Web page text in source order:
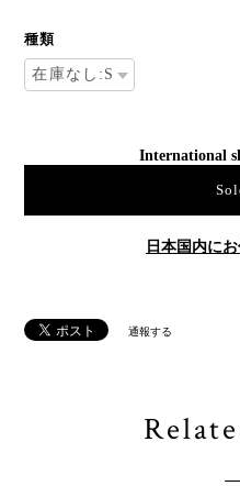
種類
International
日本国内に
通報する